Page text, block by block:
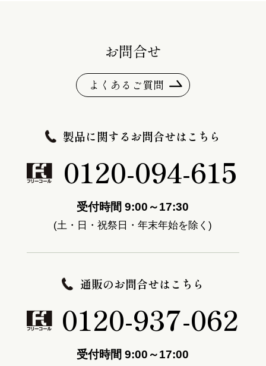
お問合せ
よくあるご質問
製品に関するお問合せはこちら
0120-094-615
受付時間 9:00～17:30
(土・日・祝祭日・年末年始を除く)
通販のお問合せはこちら
0120-937-062
受付時間 9:00～17:00